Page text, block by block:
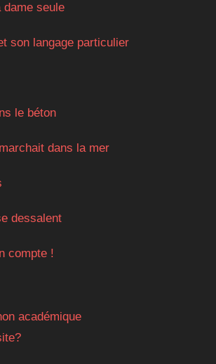
dame seule
son langage particulier
le béton
dans la mer
dessalent
compte !
académique